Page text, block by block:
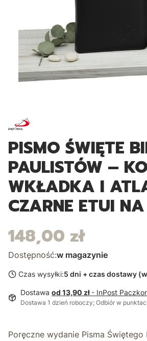
PISMO ŚWIĘTE
PAULISTÓW –
WKŁADKA I
CZARNE ETUI
Cena
148,00 zł
Dostępność:w magazynie
Czas wysyłki:5 dni + czas dostawy
Dostawa od 13,90 zł - InPost
Dostawa 1 dzień roboczy; Odbiór w
Poręczne wydanie Pisma